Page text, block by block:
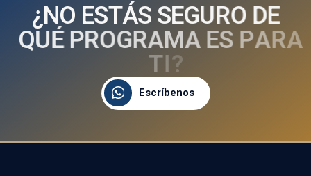
¿NO ESTÁS SEGURO DE
QUÉ PROGRAMA ES PARA
TI?
Escríbenos